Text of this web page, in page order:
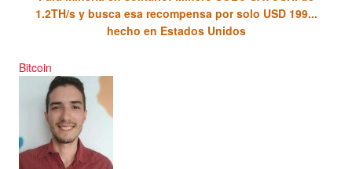
1.2TH/s y busca esa recompensa por solo USD 199...
hecho en Estados Unidos
Bitcoin